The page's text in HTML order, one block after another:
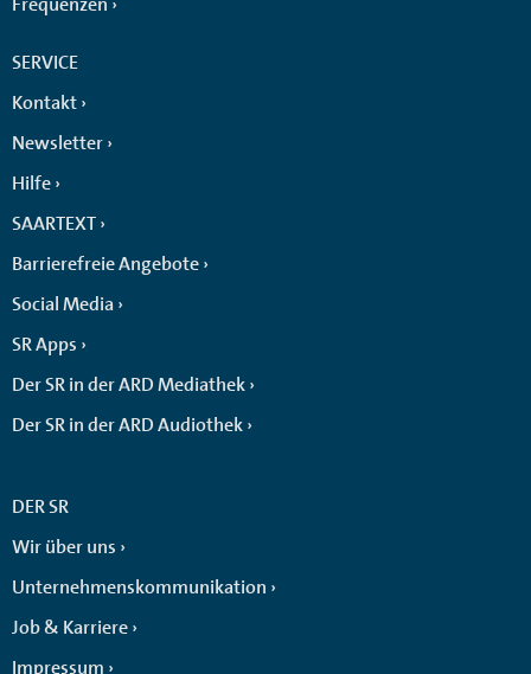
SERVICE
Kontakt
Newsletter
Hilfe
SAARTEXT
Barrierefreie Angebote
Social Media
SR Apps
Der SR in der ARD Mediathek
Der SR in der ARD Audiothek
DER SR
Wir über uns
Unternehmenskommunikation
Job & Karriere
Impressum